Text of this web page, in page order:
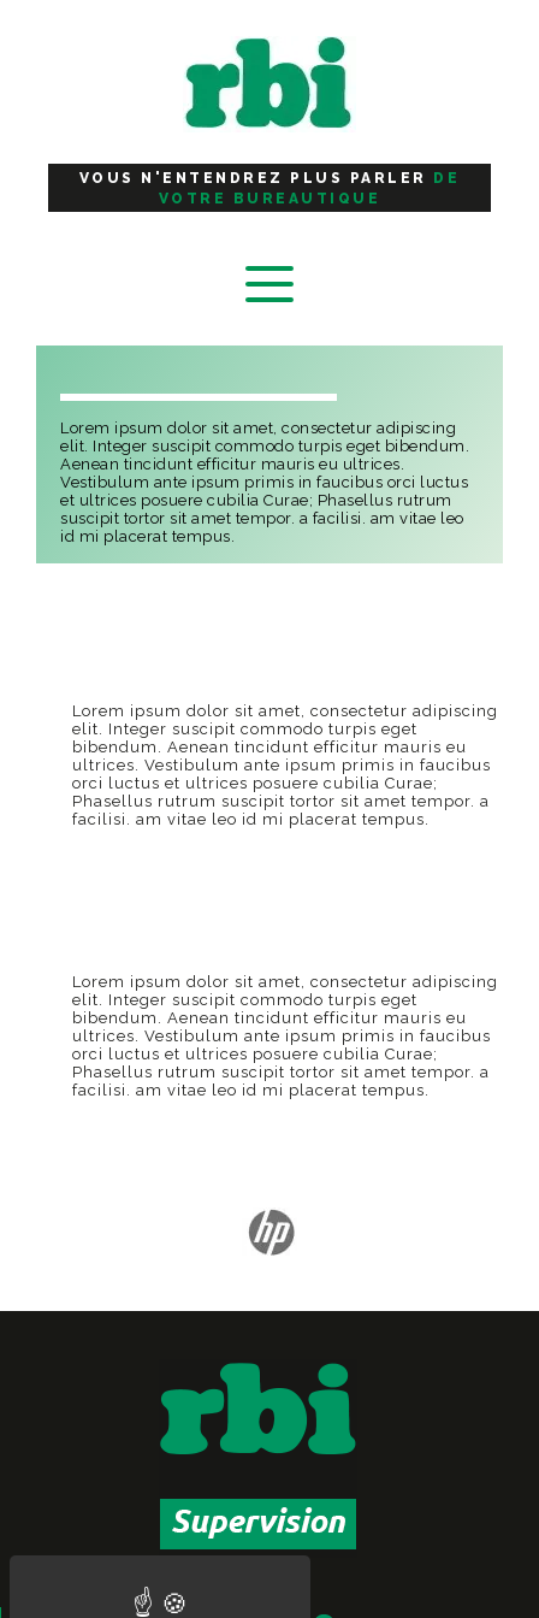
VOUS N'ENTENDREZ PLUS PARLER
DE
VOTRE BUREAUTIQUE
Lorem ipsum dolor sit amet, consectetur adipiscing
elit. Integer suscipit commodo turpis eget bibendum.
Aenean tincidunt efficitur mauris eu ultrices.
Vestibulum ante ipsum primis in faucibus orci luctus
et ultrices posuere cubilia Curae; Phasellus rutrum
suscipit tortor sit amet tempor. a facilisi. am vitae leo
id mi placerat tempus.
Lorem ipsum dolor sit amet, consectetur adipiscing
elit. Integer suscipit commodo turpis eget
bibendum. Aenean tincidunt efficitur mauris eu
ultrices. Vestibulum ante ipsum primis in faucibus
orci luctus et ultrices posuere cubilia Curae;
Phasellus rutrum suscipit tortor sit amet tempor. a
facilisi. am vitae leo id mi placerat tempus.
Lorem ipsum dolor sit amet, consectetur adipiscing
elit. Integer suscipit commodo turpis eget
bibendum. Aenean tincidunt efficitur mauris eu
ultrices. Vestibulum ante ipsum primis in faucibus
orci luctus et ultrices posuere cubilia Curae;
Phasellus rutrum suscipit tortor sit amet tempor. a
facilisi. am vitae leo id mi placerat tempus.